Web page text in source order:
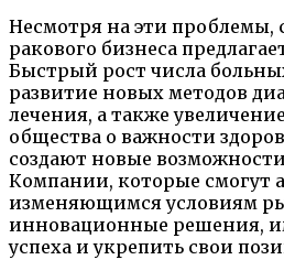
Несмотря на эти
ракового бизнеса
Быстрый рост числа
развитие новых методов
лечения, а также
общества о важности
создают новые
Компании, которые смогут
изменяющимся условиям
инновационные решения,
успеха и укрепить свои